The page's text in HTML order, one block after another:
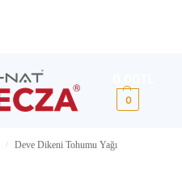
0
/ Deve Dikeni Tohumu Yağı